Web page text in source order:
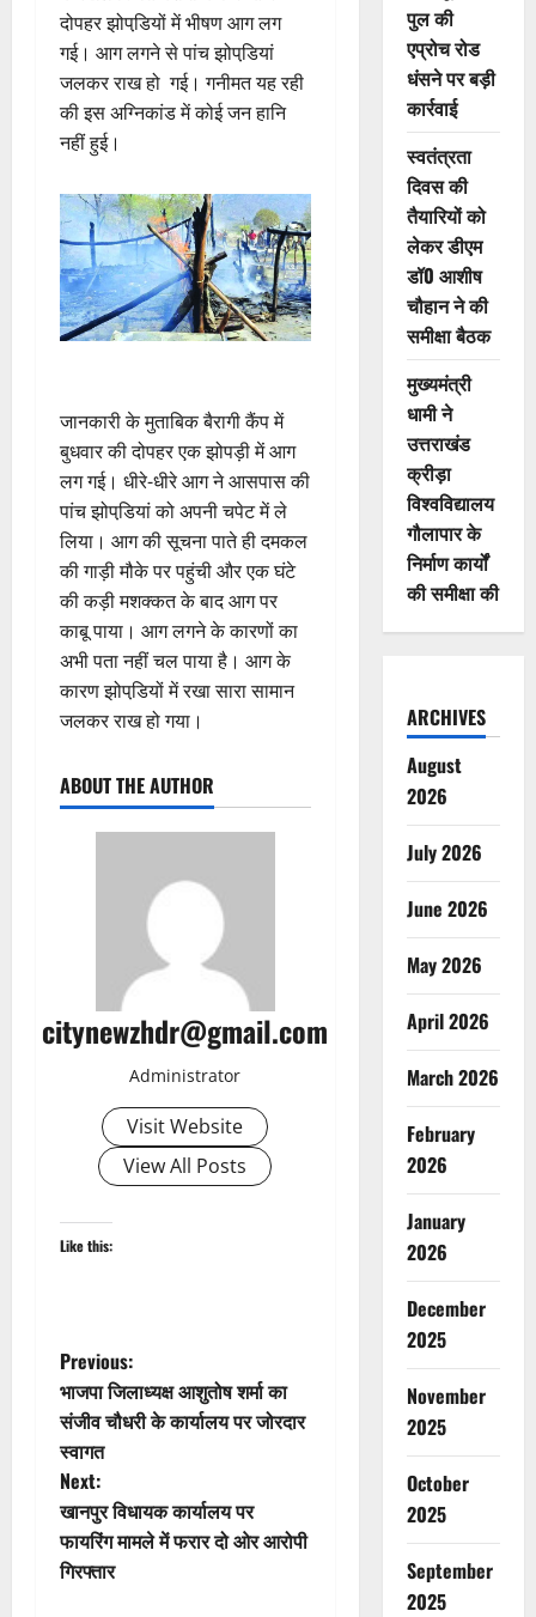
दोपहर झोपडि़यों में भीषण आग लग
गई। आग लगने से पांच झोपडि़यां
जलकर राख हो गई। गनीमत यह रही
की इस अग्निकांड में कोई जन हानि
नहीं हुई।
जानकारी के मुताबिक बैरागी कैंप में
बुधवार की दोपहर एक झोपड़ी में आग
लग गई। धीरे-धीरे आग ने आसपास की
पांच झोपडि़यां को अपनी चपेट में ले
लिया। आग की सूचना पाते ही दमकल
की गाड़ी मौके पर पहुंची और एक घंटे
की कड़ी मशक्कत के बाद आग पर
काबू पाया। आग लगने के कारणों का
अभी पता नहीं चल पाया है। आग के
कारण झोपडि़यों में रखा सारा सामान
जलकर राख हो गया।
ABOUT THE AUTHOR
citynewzhdr@gmail.com
Administrator
Visit Website
View All Posts
Like this:
P
o
s
t
n
Previous:
भाजपा जिलाध्यक्ष आशुतोष शर्मा का
संजीव चौधरी के कार्यालय पर जोरदार
स्वागत
Next:
खानपुर विधायक कार्यालय पर
फायरिंग मामले में फरार दो ओर आरोपी
गिरफ्तार
पुल की
एप्रोच रोड
धंसने पर बड़ी
कार्रवाई
स्वतंत्रता
दिवस की
तैयारियों को
लेकर डीएम
डॉ0 आशीष
चौहान ने की
समीक्षा बैठक
मुख्यमंत्री
धामी ने
उत्तराखंड
क्रीड़ा
विश्वविद्यालय
गौलापार के
निर्माण कार्यों
की समीक्षा की
ARCHIVES
August
2026
July 2026
June 2026
May 2026
April 2026
March 2026
February
2026
January
2026
December
2025
November
2025
October
2025
September
2025